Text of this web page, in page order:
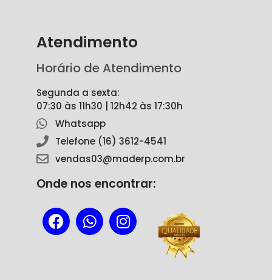
Atendimento
Horário de Atendimento
Segunda a sexta:
07:30 às 11h30 | 12h42 às 17:30h
Whatsapp
Telefone (16) 3612-4541
vendas03@maderp.com.br
Onde nos encontrar: